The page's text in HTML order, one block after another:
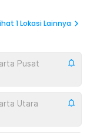
1Lokasi Lainnya
Pusat
Utara